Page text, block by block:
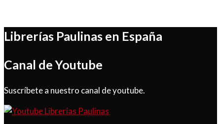
Librerías Paulinas en España
Canal de Youtube
Suscríbete a nuestro canal de youtube.